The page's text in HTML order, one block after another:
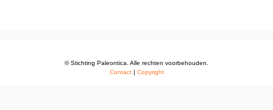
© Stichting Paleontica. Alle rechten voorbehouden.
Contact| Copyright